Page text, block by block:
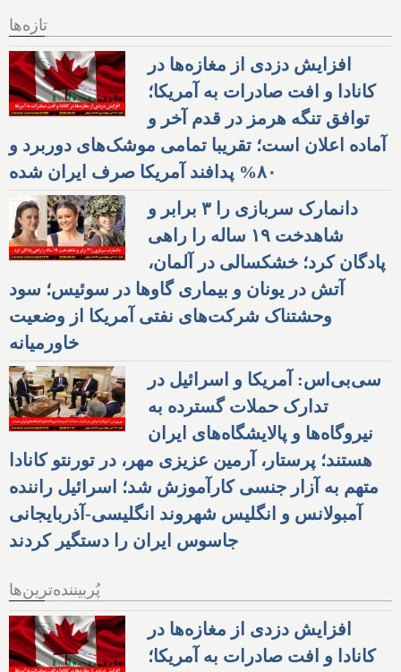
تازه‌ها
افزایش دزدی از مغازه‌ها در
کانادا و افت صادرات به آمریکا؛
توافق تنگه هرمز در قدم آخر و
آماده اعلان است؛ تقریبا تمامی موشک‌های دوربرد و
۸۰% پدافند آمریکا صرف ایران شده
دانمارک سربازی را ۳ برابر و
شاهدخت ۱۹ ساله را راهی
پادگان کرد؛ خشکسالی در آلمان،
آتش در یونان و بیماری گاوها در سوئیس؛ سود
وحشتناک شرکت‌های نفتی آمریکا از وضعیت
خاورمیانه
سی‌بی‌اس: آمریکا و اسرائیل در
تدارک حملات گسترده به
نیروگاه‌ها و پالایشگاه‌های ایران
هستند؛ پرستار، آرمین عزیزی مهر، در تورنتو کانادا
متهم به آزار جنسی کارآموزش شد؛ اسرائیل راننده
آمبولانس و انگلیس شهروند انگلیسی-آذربایجانی
جاسوس ایران را دستگیر کردند
پُربیننده‌ترین‌ها
افزایش دزدی از مغازه‌ها در
کانادا و افت صادرات به آمریکا؛